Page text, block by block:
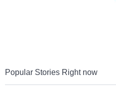
Popular Stories Right now